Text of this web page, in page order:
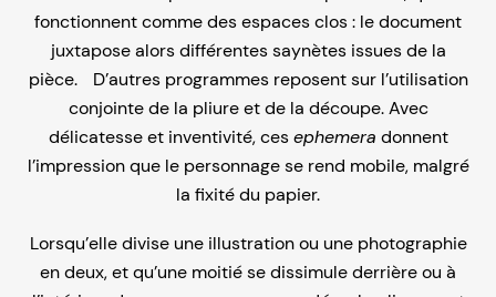
fonctionnent comme des espaces clos : le document
juxtapose alors différentes saynètes issues de la
pièce. D’autres programmes reposent sur l’utilisation
conjointe de la pliure et de la découpe. Avec
délicatesse et inventivité, cesephemera donnent
l’impression que le personnage se rend mobile, malgré
la fixité du papier.
Lorsqu’elle divise une illustration ou une photographie
en deux, et qu’une moitié se dissimule derrière ou à